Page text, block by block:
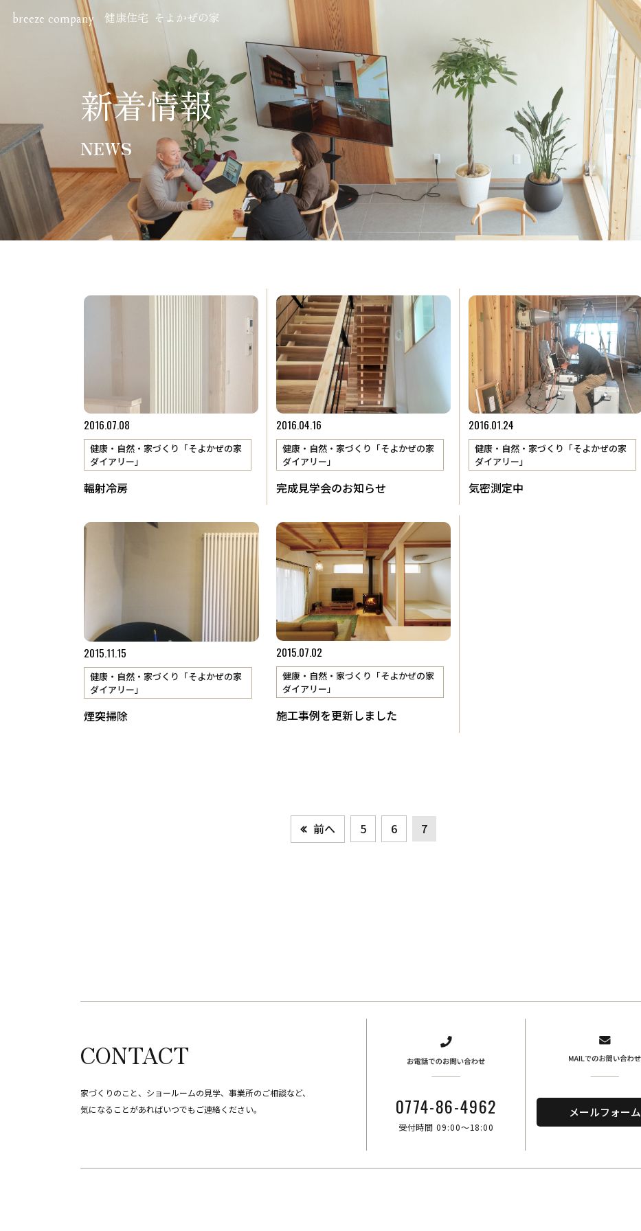
breeze company 健康住宅 そよかぜの家
京都府木津川市山城町綺田神ノ木5-3
Home
ホーム
About Us
私たちについて
Performance
住宅性能
Order House
注文住宅
Show Room
ショールーム
FAQ
よくある質問
News
新着情報
Company
会社概要
新着情報
NEWS
2016.07.08
健康・自然・家づくり「そよかぜの家
ダイアリー」
輻射冷房
2016.04.16
健康・自然・家づくり「そよかぜの家
ダイアリー」
完成見学会のお知らせ
2016.01.24
健康・自然・家づくり「そよかぜの家
ダイアリー」
気密測定中
2015.11.15
健康・自然・家づくり「そよかぜの家
ダイアリー」
煙突掃除
2015.07.02
健康・自然・家づくり「そよかぜの家
ダイアリー」
施工事例を更新しました
前へ 5 6 7
CONTACT
家づくりのこと、ショールームの見学、事業所のご相談など、
​​​​​​​気になることがあればいつでもご連絡ください。
0774-86-4962
受付時間 09:00～18:00
メールフォーム